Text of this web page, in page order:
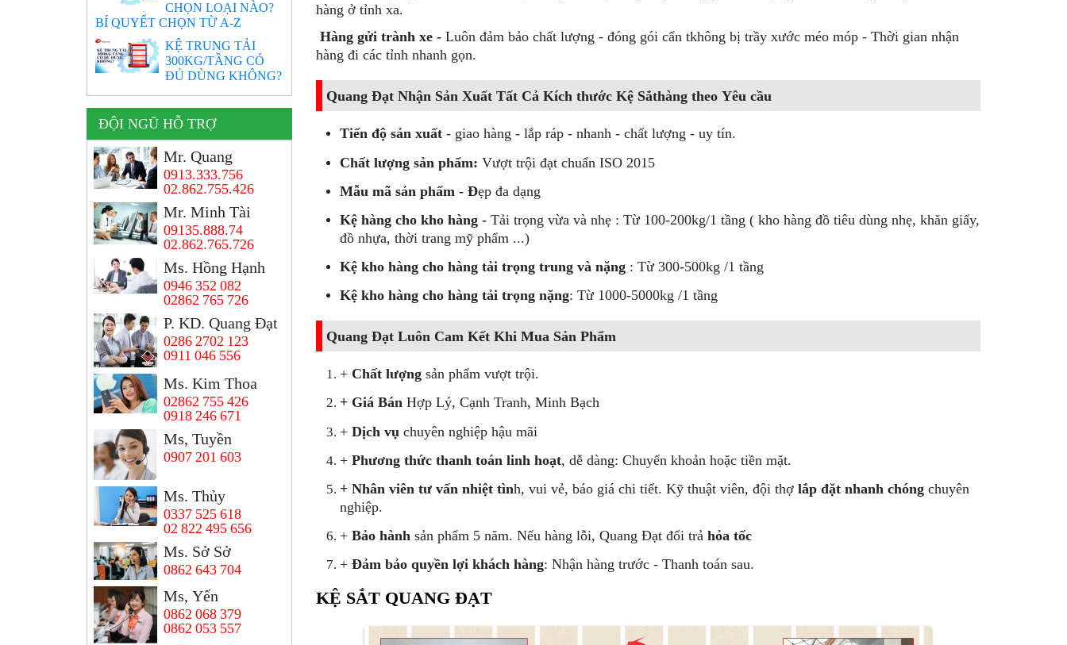
hàng ở tỉnh xa.
Hàng gửi trành xe - Luôn đảm bảo chất lượng - đóng gói cẩn tkhông bị trầy xước méo móp - Thời gian nhận
hàng đi các tỉnh nhanh gọn.
Quang ĐạtNhận Sản Xuất Tất Cả Kích thước Kệ Sắthàng theo Yêu cầu
Tiến độ sản xuất - giao hàng - lắp ráp - nhanh - chất lượng - uy tín.
Chất lượng sản phẩm: Vượt trội đạt chuẩn ISO 2015
Mẫu mã sản phẩm - Đẹp đa dạng
Kệ hàng cho kho hàng - Tải trọng vừa và nhẹ : Từ 100-200kg/1 tầng ( kho hàng đồ tiêu dùng nhẹ, khăn giấy,
đồ nhựa, thời trang mỹ phẩm ...)
Kệ kho hàng cho hàng tải trọng trung và nặng : Từ 300-500kg /1 tầng
Kệ kho hàng cho hàng tải trọng nặng: Từ 1000-5000kg /1 tầng
Quang Đạt Luôn Cam Kết Khi Mua Sản Phẩm
+ Chất lượng sản phẩm vượt trội.
+ Giá BánHợp Lý, Cạnh Tranh, Minh Bạch
+Dịch vụchuyên nghiệp hậu mãi
+Phương thức thanh toán linh hoạt, dễ dàng: Chuyển khoản hoặc tiền mặt.
+ Nhân viên tư vấn nhiệt tình, vui vẻ, báo giá chi tiết. Kỹ thuật viên, đội thợlắp đặt nhanh chóng chuyên
nghiệp.
+Bảo hành sản phẩm 5 năm. Nếu hàng lỗi, Quang Đạt đổi trả hỏa tốc
+Đảm bảo quyền lợi khách hàng: Nhận hàng trước - Thanh toán sau.
KỆ SẮT QUANG ĐẠT
CHỌN LOẠI NÀO?
BÍ QUYẾT CHỌN TỪ A-Z
KỆ TRUNG TẢI
300KG/TẦNG CÓ
ĐỦ DÙNG KHÔNG?
ĐỘI NGŨ HỖ TRỢ
Mr. Quang
0913.333.756
02.862.755.426
Mr. Minh Tài
09135.888.74
02.862.765.726
Ms. Hồng Hạnh
0946 352 082
02862 765 726
P. KD. Quang Đạt
0286 2702 123
0911 046 556
Ms. Kim Thoa
02862 755 426
0918 246 671
Ms, Tuyền
0907 201 603
Ms. Thủy
0337 525 618
02 822 495 656
Ms. Sở Sở
0862 643 704
Ms, Yến
0862 068 379
0862 053 557